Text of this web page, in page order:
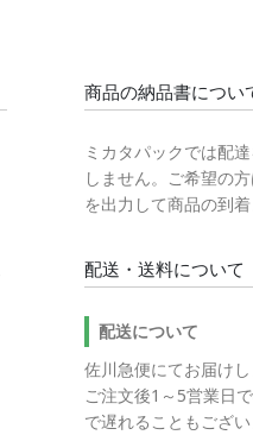
商品の納品書につい
ミカタパックでは配
しません。ご希望の
を出力して商品の到
配送・送料について
配送について
佐川急便にてお届けし
ご注文後1～5営業日
で遅れることもござ